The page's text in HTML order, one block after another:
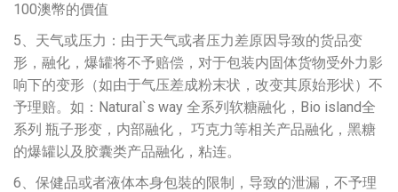
100澳幣的價值
5、天气或压力：由于天气或者压力差原因导致的货品变
形，融化，爆罐将不予赔偿，对于包装内固体货物受外力影
响下的变形（如由于气压差成粉末状，改变其原始形状）不
予理赔。如：Natural`s way 全系列软糖融化，Bio island全
系列 瓶子形变，内部融化， 巧克力等相关产品融化，黑糖
的爆罐以及胶囊类产品融化，粘连。
6、保健品或者液体本身包裝的限制，导致的泄漏，不予理